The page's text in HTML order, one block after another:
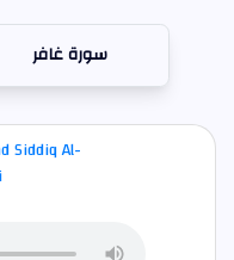
سورة غافر